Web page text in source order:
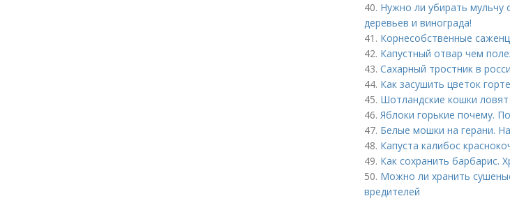
40. Нужно ли убирать мульчу
деревьев и винограда!
41. Корнесобственные
42. Капустный отвар чем
43. Сахарный тростник в
44. Как засушить цветок
45. Шотландские кошки
46. Яблоки горькие почему.
47. Белые мошки на герани.
48. Капуста калибос
49. Как сохранить барбарис.
50. Можно ли хранить
вредителей